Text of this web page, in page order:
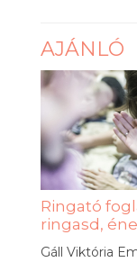
AJÁNLÓ
Ringató
ringasd,
Gáll Viktória